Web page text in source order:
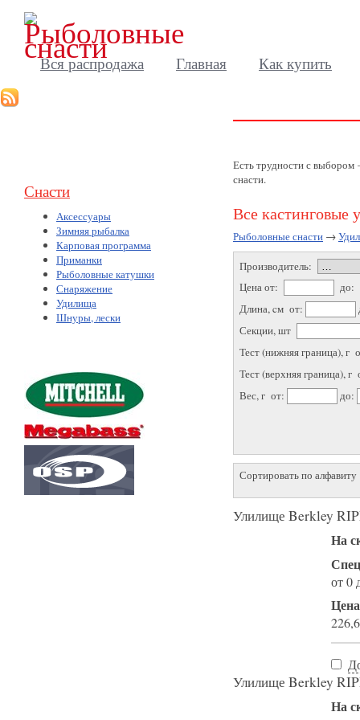
Вся распродажа Главная Как купить
Снасти
Аксессуары
Зимняя рыбалка
Карповая программа
Приманки
Рыболовные катушки
Снаряжение
Удилища
Шнуры, лески
Есть трудности с
снасти.
Все кастинговые
Рыболовные снасти →
Производитель:
Цена от:
до:
Длина, cм от:
Секции, шт
Тест (нижняя граница), г
Тест (верхняя граница),
Вес, г от:
до:
Сортировать по алфавиту
Улилище Berkley
На
от 0
Улилище Berkley
На